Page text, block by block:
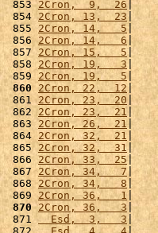
853 2Cron,  9,  26
854 2Cron, 13,  23|
855 2Cron, 14,   5
856 2Cron, 14,   6
857 2Cron, 15,   5|
858 2Cron, 19,   3|
859 2Cron, 19,   5
860 2Cron, 22,  12
861 2Cron, 23,  20
862 2Cron, 23,  21
863 2Cron, 26,  21
864 2Cron, 32,  21 |
865 2Cron, 32,  31
866 2Cron, 33,  25
867 2Cron, 34,   7|
868 2Cron, 34,   8 |
869 2Cron, 36,   1
870
2Cron, 36,   3 |
871
  Esd,  3,   3
|